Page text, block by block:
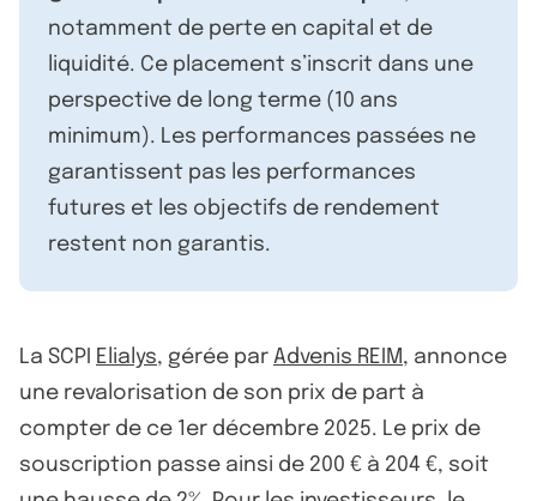
notamment de perte en capital et de
liquidité. Ce placement s’inscrit dans une
perspective de long terme (10 ans
minimum). Les performances passées ne
garantissent pas les performances
futures et les objectifs de rendement
restent non garantis.
La SCPI Elialys, gérée par Advenis REIM, annonce
une revalorisation de son prix de part à
compter de ce 1er décembre 2025. Le prix de
souscription passe ainsi de 200 € à 204 €, soit